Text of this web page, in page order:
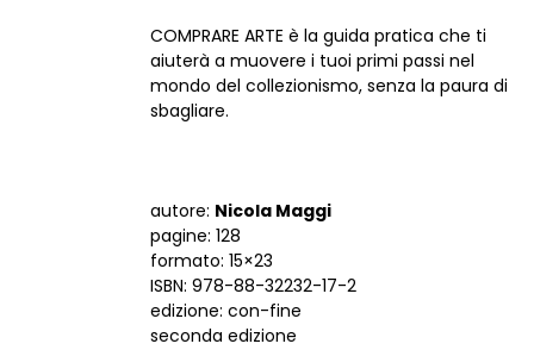
COMPRARE ARTE è la guida pratica che ti
aiuterà a muovere i tuoi primi passi nel
mondo del collezionismo, senza la paura di
sbagliare.
autore: Nicola Maggi
pagine: 128
formato: 15×23
ISBN: 978-88-32232-17-2
edizione: con-fine
seconda edizione